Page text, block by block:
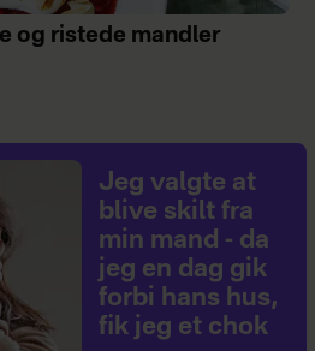
og ristede mandler
Jeg valgte at
blive skilt fra
min mand - da
jeg en dag gik
forbi hans hus,
fik jeg et chok